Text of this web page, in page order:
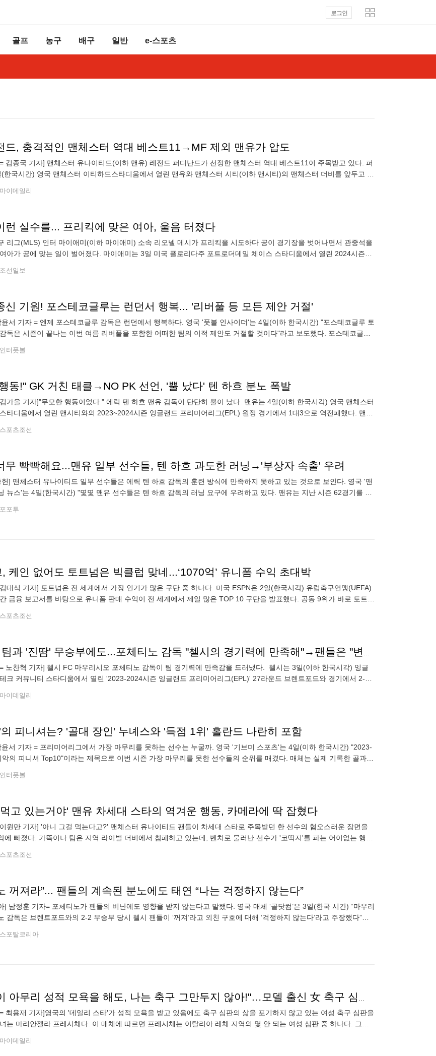
로그인
골프 농구 배구 일반 e-스포츠
드, 충격적인 맨체스터 역대 베스트11→MF 제외 맨유가 압도
김종국 기자] 맨체스터 유나이티드(이하 맨유) 레전드 퍼디난드가 선정한 맨체스터 역대 베스트11이 주목받고 있다. 퍼
한국시간) 영국 맨체스터 이티하드스타디움에서 열린 맨유와 맨체스터 시티(이하 맨시티)의 맨체스터 더비를 앞두고 자
마이데일리
런 실수를... 프리킥에 맞은 여아, 울음 터졌다
리그(MLS) 인터 마이애미(이하 마이애미) 소속 리오넬 메시가 프리킥을 시도하다 공이 경기장을 벗어나면서 관중석을
아가 공에 맞는 일이 벌어졌다. 마이애미는 3일 미국 플로리다주 포트로더데일 체이스 스타디움에서 열린 2024시즌
조선일보
신 기원! 포스테코글루는 런던서 행복... '리버풀 등 모든 제안 거절'
서 기자 = 엔제 포스테코글루 감독은 런던에서 행복하다. 영국 '풋볼 인사이더'는 4일(이하 한국시간) "포스테코글루 토
독은 시즌이 끝나는 이번 여름 리버풀을 포함한 어떠한 팀의 이적 제안도 거절할 것이다"라고 보도했다. 포스테코글루
인터풋볼
동!" GK 거친 태클→NO PK 선언, '뿔 났다' 텐 하흐 분노 폭발
가을 기자]"무모한 행동이었다." 에릭 텐 하흐 맨유 감독이 단단히 뿔이 났다. 맨유는 4일(이하 한국시각) 영국 맨체스터
타디움에서 열린 맨시티와의 2023~2024시즌 잉글랜드 프리미어리그(EPL) 원정 경기에서 1대3으로 역전패했다. 맨유
스포츠조선
무 빡빡해요...맨유 일부 선수들, 텐 하흐 과도한 러닝→'부상자 속출' 우려
] 맨체스터 유나이티드 일부 선수들은 에릭 텐 하흐 감독의 훈련 방식에 만족하지 못하고 있는 것으로 보인다. 영국 '맨
뉴스'는 4일(한국시간) "몇몇 맨유 선수들은 텐 하흐 감독의 러닝 요구에 우려하고 있다. 맨유는 지난 시즌 62경기를 소
포포투
케인 없어도 토트넘은 빅클럽 맞네...‘1070억’ 유니폼 수익 초대박
대식 기자] 토트넘은 전 세계에서 가장 인기가 많은 구단 중 하나다. 미국 ESPN은 2일(한국시각) 유럽축구연맹(UEFA)
금융 보고서를 바탕으로 유니폼 판매 수익이 전 세계에서 제일 많은 TOP 10 구단을 발표했다. 공동 9위가 바로 토트넘
스포츠조선
PL 15위 팀과 '진땀' 무승부에도...포체티노 감독 "첼시의 경기력에 만족해"→팬들은 "변명만 잘해. 당장 경질해" 비판
노찬혁 기자] 첼시 FC 마우리시오 포체티노 감독이 팀 경기력에 만족감을 드러냈다. 첼시는 3일(이하 한국시각) 잉글
크 커뮤니티 스타디움에서 열린 '2023-2024시즌 잉글랜드 프리미어리그(EPL)' 27라운드 브렌트포드와 경기에서 2-2
마이데일리
피니셔는? '골대 장인' 누녜스와 '득점 1위' 홀란드 나란히 포함
서 기자 = 프리미어리그에서 가장 마무리를 못하는 선수는 누굴까. 영국 '기브미 스포츠'는 4일(이하 한국시간) "2023-
악의 피니셔 Top10"이라는 제목으로 이번 시즌 가장 마무리를 못한 선수들의 순위를 매겼다. 매체는 실제 기록한 골과
인터풋볼
고 있는거야' 맨유 차세대 스타의 역겨운 행동, 카메라에 딱 잡혔다
원만 기자] '아니 그걸 먹는다고?' 맨체스터 유나이티드 팬들이 차세대 스타로 주목받던 한 선수의 혐오스러운 장면을
에 빠졌다. 가뜩이나 팀은 지역 라이벌 더비에서 참패하고 있는데, 벤치로 물러난 선수가 '코딱지'를 파는 어이없는 행동
스포츠조선
꺼져라”... 팬들의 계속된 분노에도 태연 “나는 걱정하지 않는다”
] 남정훈 기자= 포체티노가 팬들의 비난에도 영향을 받지 않는다고 말했다. 영국 매체 ‘골닷컴’은 3일(한국 시간) “마우리
감독은 브렌트포드와의 2-2 무승부 당시 첼시 팬들이 ‘꺼져’라고 외친 구호에 대해 ‘걱정하지 않는다’라고 주장했다”라
스포탈코리아
"너희들이 아무리 성적 모욕을 해도, 나는 축구 그만두지 않아!"…모델 출신 女 축구 심판의 '일침' 그리고 '열정'
최용재 기자]영국의 '데일리 스타'가 성적 모욕을 받고 있음에도 축구 심판의 삶을 포기하지 않고 있는 여성 축구 심판을
는 마리안젤라 프레시체다. 이 매체에 따르면 프레시체는 이탈리아 레체 지역의 몇 안 되는 여성 심판 중 하나다. 그녀
마이데일리